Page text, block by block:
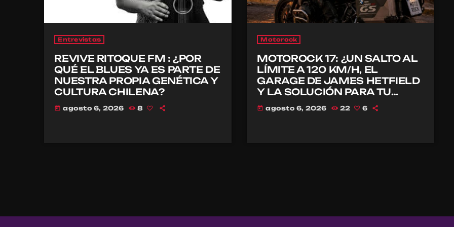
Entrevistas
REVIVE RITOQUE FM : ¿POR
QUÉ EL BLUES YA ES PARTE DE
NUESTRA PROPIA GENÉTICA Y
CULTURA CHILENA?
today agosto 6, 2026 8
Motorock
MOTOROCK 17: ¿UN SALTO AL
LÍMITE A 120 KM/H, EL
GARAGE DE JAMES HETFIELD
Y LA SOLUCIÓN PARA TU
CASCO?
today agosto 6, 2026 22 6